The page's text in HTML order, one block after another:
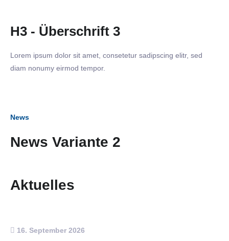
H3 - Überschrift 3
Lorem ipsum dolor sit amet, consetetur sadipscing elitr, sed
diam nonumy eirmod tempor.
News
News Variante 2
Aktuelles
16. September 2026